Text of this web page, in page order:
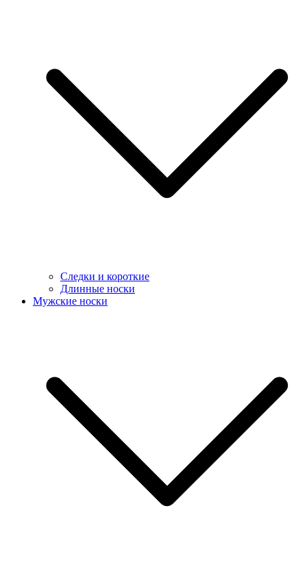
Следки и короткие
Длинные носки
Мужские носки